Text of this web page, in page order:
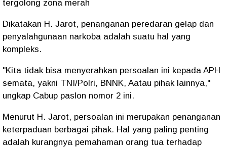
tergolong zona merah
Dikatakan H. Jarot, penanganan peredaran gelap dan
penyalahgunaan narkoba adalah suatu hal yang
kompleks.
"Kita tidak bisa menyerahkan persoalan ini kepada APH
semata, yakni TNI/Polri, BNNK, Aatau pihak lainnya,"
ungkap Cabup paslon nomor 2 ini.
Menurut H. Jarot, persoalan ini merupakan penanganan
keterpaduan berbagai pihak. Hal yang paling penting
adalah kurangnya pemahaman orang tua terhadap